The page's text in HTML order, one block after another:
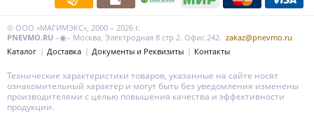
© ООО «МАГИМЭКС», 2000 – 2026 г.
PNEVMO.RU –◉– Москва, Электродная 8 стр 2. Офис 242. zakaz@pnevmo.ru
Каталог
Доставка Документы и Реквизиты Контакты
Технические характеристики товаров, указанные на сайте носят
ознакомительный характер и могут быть без уведомления изменены
производителями с целью повышения качества и эффективности
продукции.